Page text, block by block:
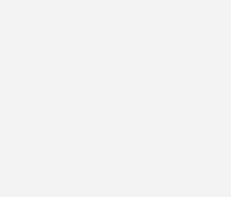
chronische
die meist nach
Einschränkung
diagnostisches Merkmal